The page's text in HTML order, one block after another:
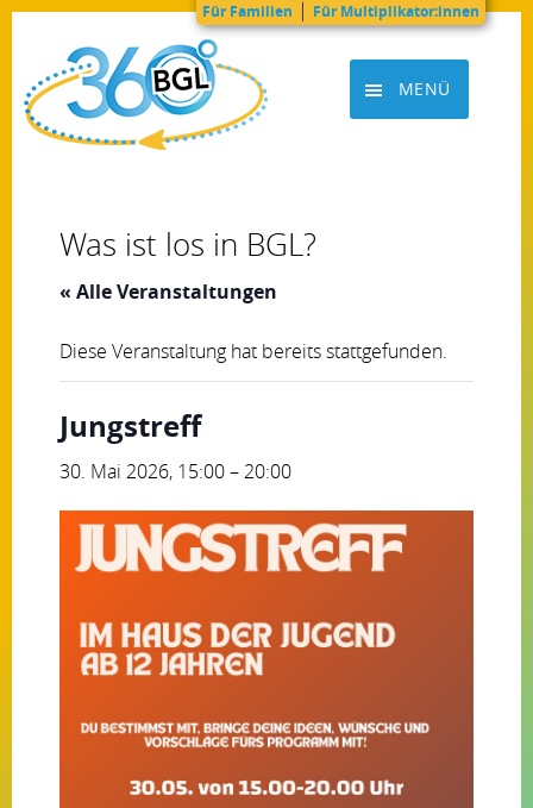
Für Familien | Für Multiplikator:innen
Zum
Inhalt
springen
BGL360grad
MENÜ
Was ist los in BGL?
« Alle Veranstaltungen
Diese Veranstaltung hat bereits stattgefunden.
Jungstreff
30. Mai 2026, 15:00–20:00